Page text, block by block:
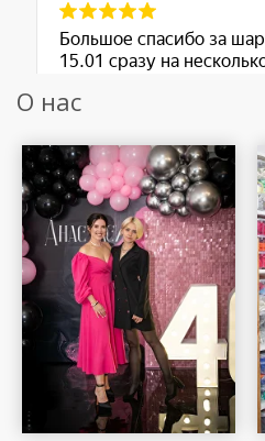
Шар Удачи на карте
О нас